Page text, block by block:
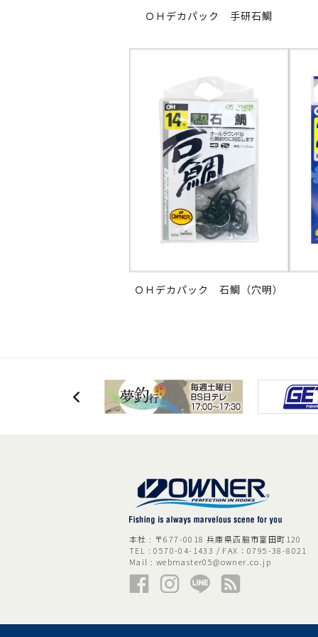
ＯＨデカパック 手研石鯛
ＯＨデカパック 石鯛（穴明）
本社 : 〒677-0018 兵庫県西脇市富田町120
TEL : 0570-04-1433 / FAX：0795-38-8021
Mail : webmaster05@owner.co.jp